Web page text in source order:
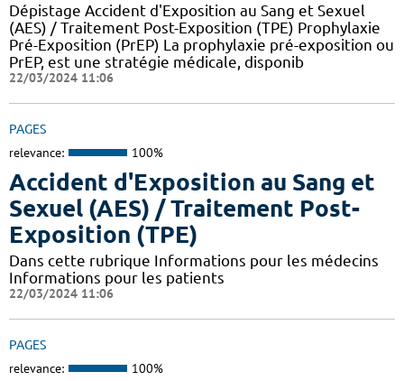
Dépistage Accident d'Exposition au Sang et Sexuel
(AES) / Traitement Post-Exposition (TPE) Prophylaxie
Pré-Exposition (PrEP) La prophylaxie pré-exposition ou
PrEP, est une stratégie médicale, disponib
22/03/2024 11:06
PAGES
relevance: 100%
Accident d'Exposition au Sang et
Sexuel (AES) / Traitement Post-
Exposition (TPE)
Dans cette rubrique Informations pour les médecins
Informations pour les patients
22/03/2024 11:06
PAGES
relevance: 100%